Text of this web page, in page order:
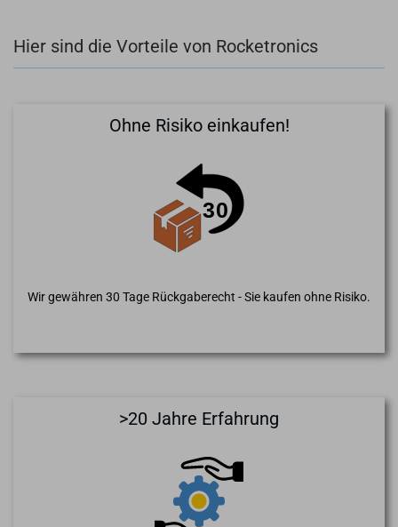
Hier sind die Vorteile von Rocketronics
Ohne Risiko einkaufen!
Wir gewähren 30 Tage Rückgaberecht - Sie kaufen ohne Risiko.
>20 Jahre Erfahrung